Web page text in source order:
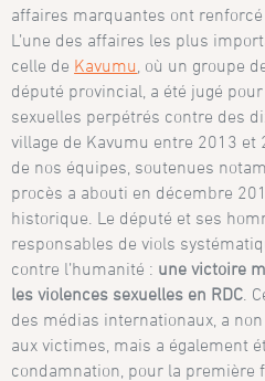
affaires marquantes ont
L’une des affaires les plus
celle de Kavumu , où un groupe
député provincial, a été jugé
sexuelles perpétrés contre des
village de Kavumu entre 2013 et
de nos équipes, soutenues
procès a abouti en décembre
historique. Le député et ses
responsables de viols
contre l’humanité : une victoire
les violences sexuelles en RDC .
des médias internationaux, a
aux victimes, mais a également
condamnation, pour la première